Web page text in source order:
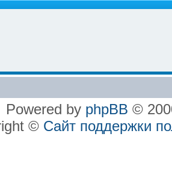
Powered by phpBB ©
© Сайт поддержки